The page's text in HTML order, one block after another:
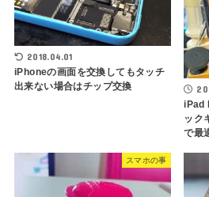
2018.04.01
iPhoneの画面を交換してもタッチ
出来ない場合はチップ交換
iPad
ック
で最
スマホの事